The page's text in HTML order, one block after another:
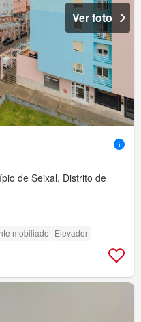
Ver foto
de Seixal, Distrito de
mobiliado Elevador